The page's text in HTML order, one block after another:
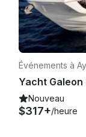
Événements à
Yacht
Nouveau
$317+/heure